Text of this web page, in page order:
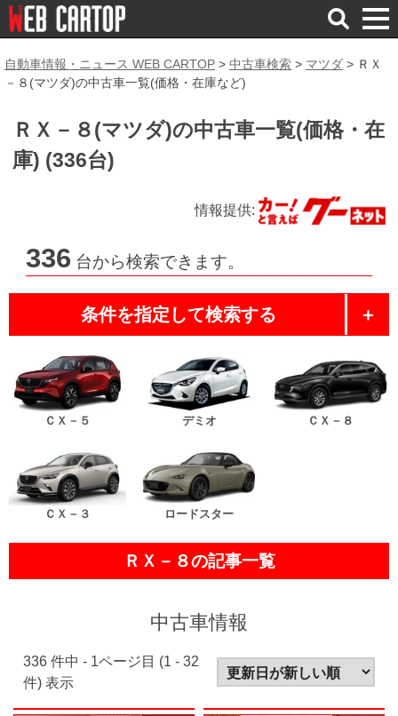
検
索
自動車情報・ニュース WEB CARTOP > 中古車検索 > マツダ > ＲＸ
－８(マツダ)の中古車一覧(価格・在庫など)
ＲＸ－８(マツダ)の中古車一覧(価格・在
庫) (336台)
情報提供:
336 台から検索できます。
条件を指定して検索する
ＣＸ－５ デミオ ＣＸ－８
ＣＸ－３ ロードスター
ＲＸ－８の記事一覧
中古車情報
336 件中 - 1ページ目 (1 - 32
件) 表示